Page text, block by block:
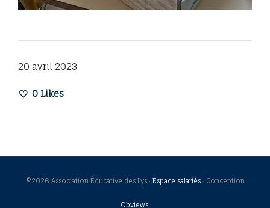
20 avril 2023
0 Likes
©2026 Association Éducative des Lys · Espace salariés· Conception
Obviews.